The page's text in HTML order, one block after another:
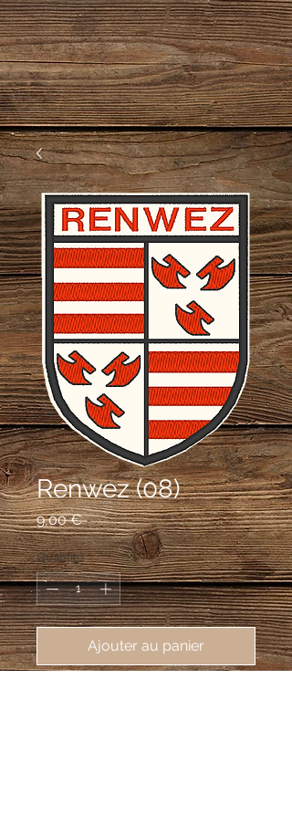
Renwez (08)
9,00 €Prix
Quantité *
Ajouter au panier